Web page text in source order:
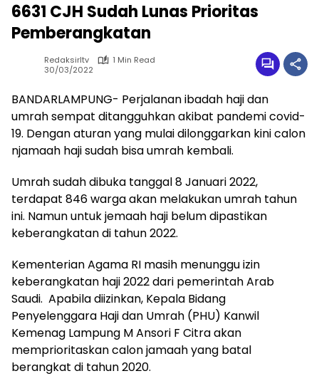
6631 CJH Sudah Lunas Prioritas
Pemberangkatan
Redaksirltv
1 Min Read
30/03/2022
BANDARLAMPUNG- Perjalanan ibadah haji dan
umrah sempat ditangguhkan akibat pandemi covid-
19. Dengan aturan yang mulai dilonggarkan kini calon
njamaah haji sudah bisa umrah kembali.
Umrah sudah dibuka tanggal 8 Januari 2022,
terdapat 846 warga akan melakukan umrah tahun
ini. Namun untuk jemaah haji belum dipastikan
keberangkatan di tahun 2022.
Kementerian Agama RI masih menunggu izin
keberangkatan haji 2022 dari pemerintah Arab
Saudi. Apabila diizinkan, Kepala Bidang
Penyelenggara Haji dan Umrah (PHU) Kanwil
Kemenag Lampung M Ansori F Citra akan
memprioritaskan calon jamaah yang batal
berangkat di tahun 2020.